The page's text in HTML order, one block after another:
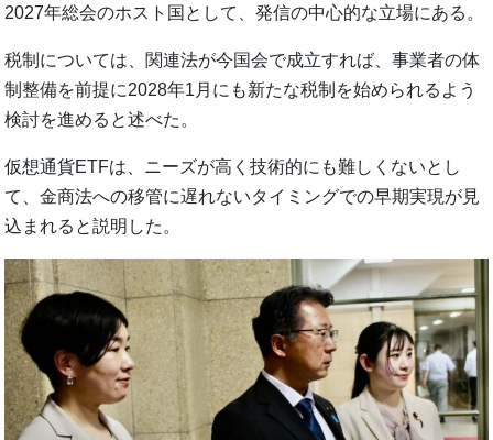
2027年総会のホスト国として、発信の中心的な立場にある。
税制については、関連法が今国会で成立すれば、事業者の体
制整備を前提に2028年1月にも新たな税制を始められるよう
検討を進めると述べた。
仮想通貨ETFは、ニーズが高く技術的にも難しくないとし
て、金商法への移管に遅れないタイミングでの早期実現が見
込まれると説明した。